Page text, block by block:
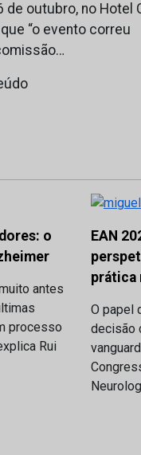
de outubro, no Hotel
“o evento correu
o
antes
processo
Rui
EAN
prática
O papel
decisão